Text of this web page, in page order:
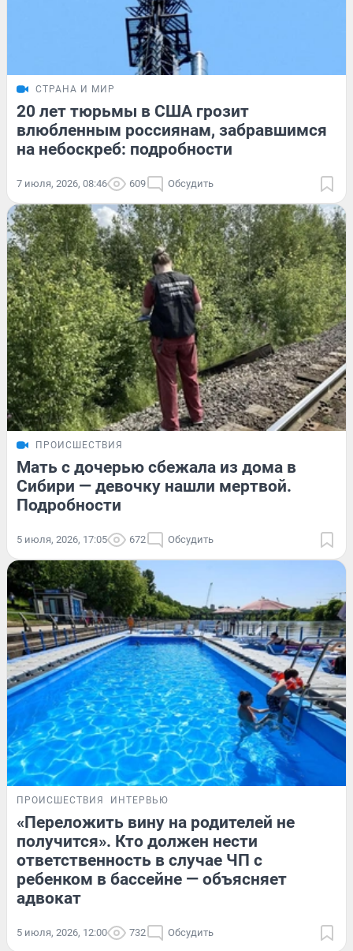
СТРАНА И МИР
20 лет тюрьмы в США грозит
влюбленным россиянам, забравшимся
на небоскреб: подробности
7 июля, 2026, 08:46 609 Обсудить
ПРОИСШЕСТВИЯ
Мать с дочерью сбежала из дома в
Сибири — девочку нашли мертвой.
Подробности
5 июля, 2026, 17:05 672 Обсудить
ПРОИСШЕСТВИЯ ИНТЕРВЬЮ
«Переложить вину на родителей не
получится». Кто должен нести
ответственность в случае ЧП с
ребенком в бассейне — объясняет
адвокат
5 июля, 2026, 12:00 732 Обсудить